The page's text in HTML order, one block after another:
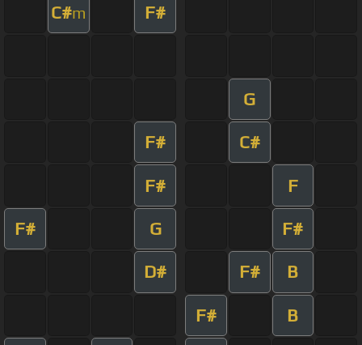
C#m F#
G
F# C#
F# F
F# G F#
D# F# B
F# B